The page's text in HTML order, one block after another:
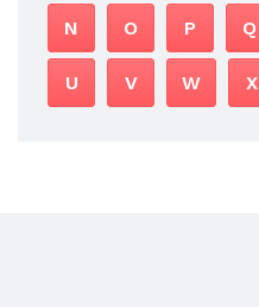
N O P Q
U V W X